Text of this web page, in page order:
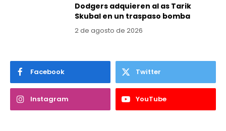
Dodgers adquieren al as Tarik
Skubal en un traspaso bomba
2 de agosto de 2026
Facebook Twitter
Instagram YouTube